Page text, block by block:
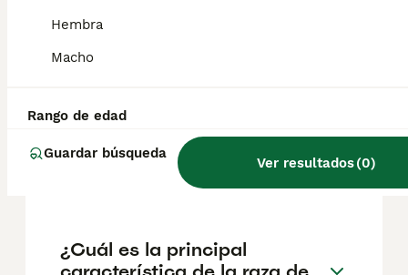
Hembra
Macho
Rango de edad
Guardar búsqueda
Ver resultados(0)
criadores responsables que garanticen la
Informarse bien y comparar opciones antes
¿Cuánto cuesta un gato
¿Cuál es la principal